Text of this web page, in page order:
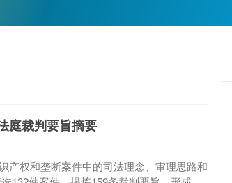
庭裁判要旨摘要
产权和垄断案件中的司法理念、审理思路和